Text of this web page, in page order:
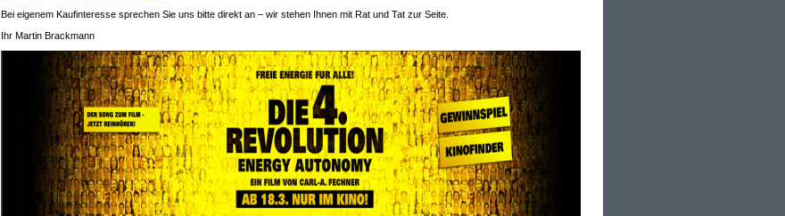
Bei eigenem Kaufinteresse sprechen Sie uns bitte direkt an – wir stehen Ihnen mit Rat und Tat zur Seite.
Ihr Martin Brackmann